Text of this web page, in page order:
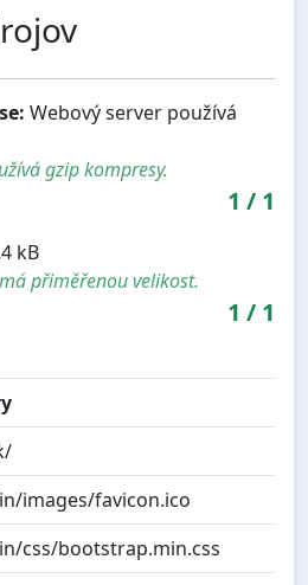
Webový server používá
gzip kompresy.
1 / 1
kB
přiměřenou velikost.
1 / 1
images/favicon.ico
css/bootstrap.min.css